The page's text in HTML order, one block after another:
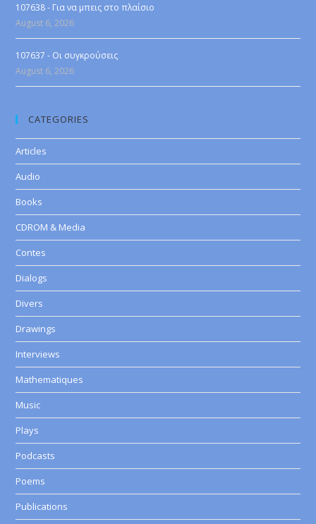
107638 - Για να μπεις στο πλαίσιο
August 6, 2026
107637 - Οι συγκρούσεις
August 6, 2026
CATEGORIES
Articles
Audio
Books
CDROM & Media
Contes
Dialogs
Divers
Drawings
Interviews
Mathematiques
Music
Plays
Podcasts
Poems
Publications